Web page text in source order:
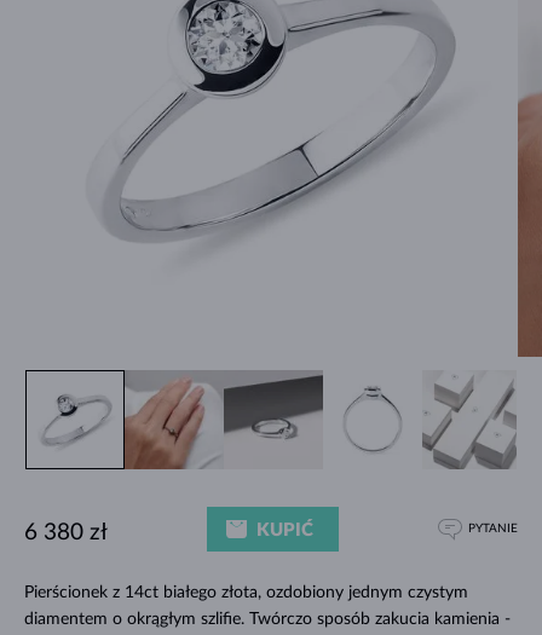
Pierścionek z 14ct białego złota, ozdobiony jednym czystym
diamentem o okrągłym szlifie. Twórczo sposób zakucia kamienia -
6 380 zł KUPIĆ PYTANIE